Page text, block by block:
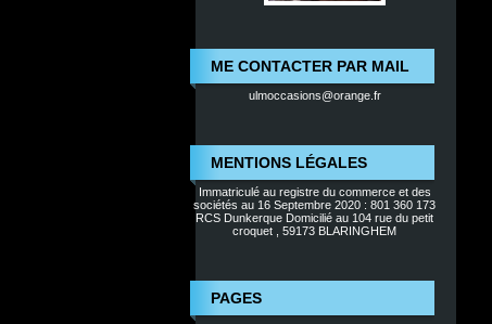
ME CONTACTER PAR MAIL
ulmoccasions@orange.fr
MENTIONS LÉGALES
Immatriculé au registre du commerce et des
sociétés au 16 Septembre 2020 : 801 360 173
RCS Dunkerque Domicilié au 104 rue du petit
croquet , 59173 BLARINGHEM
PAGES